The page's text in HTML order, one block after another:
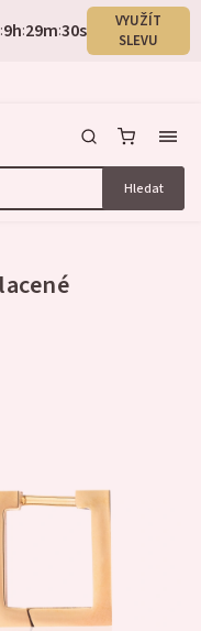
:9h:29m:30s
VYUŽÍT
SLEVU
Hledat